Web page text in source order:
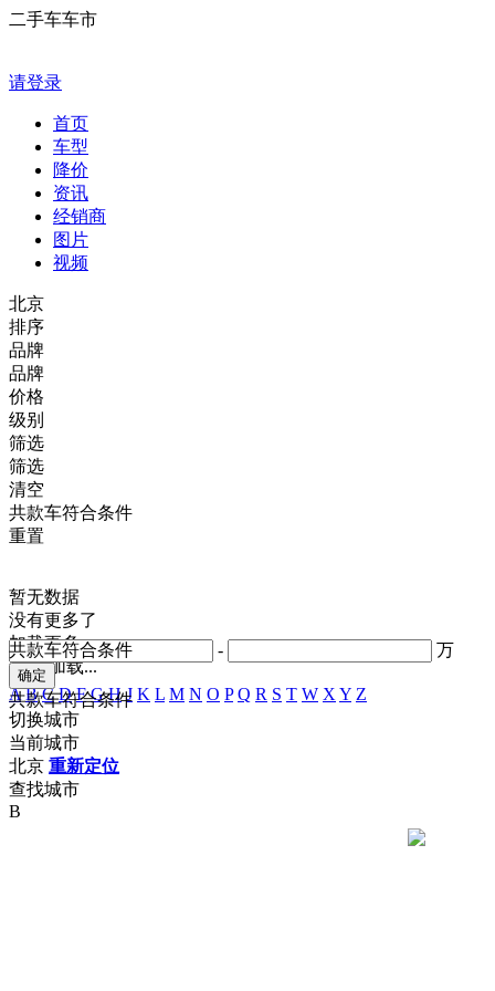
二手车车市
请登录
首页
车型
降价
资讯
经销商
图片
视频
北京
排序
品牌
品牌
价格
- 万
共款车符合条件
级别
共款车符合条件
筛选
筛选
清空
共款车符合条件
重置
暂无数据
没有更多了
加载更多
正在加载...
A B C D F G H J K L M N O P Q R S T W X Y Z
切换城市
当前城市
北京 重新定位
查找城市
B